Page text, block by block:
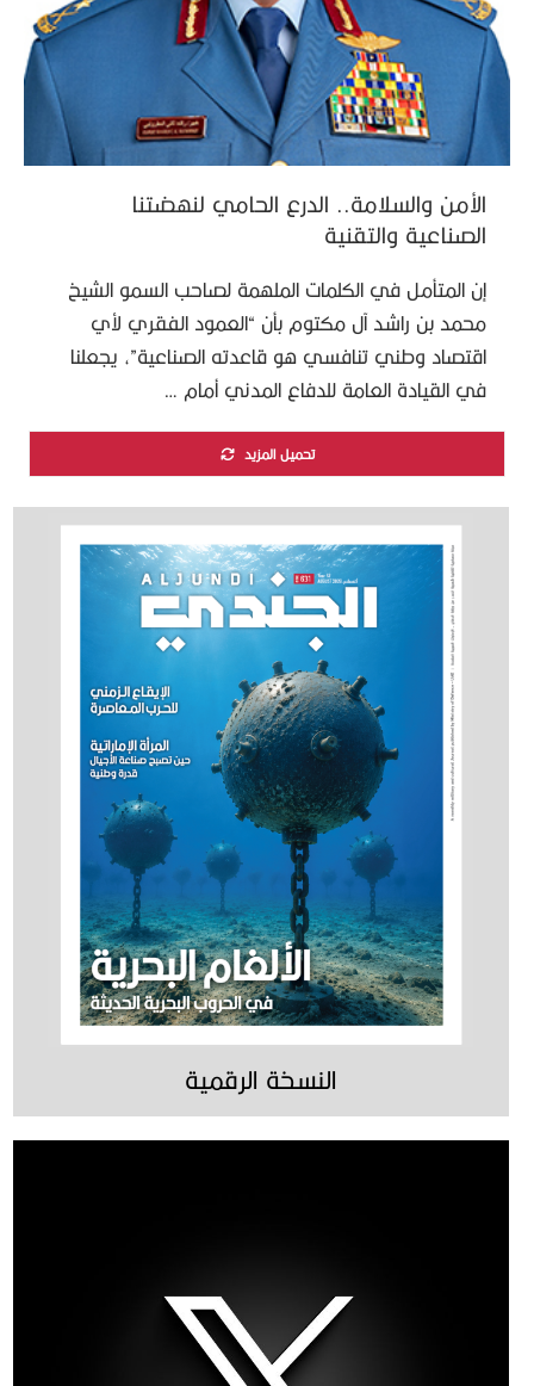
الأمن والسلامة.. الدرع الحامي لنهضتنا
الصناعية والتقنية
إن المتأمل في الكلمات الملهمة لصاحب السمو الشيخ
محمد بن راشد آل مكتوم بأن “العمود الفقري لأي
اقتصاد وطني تنافسي هو قاعدته الصناعية”، يجعلنا
في القيادة العامة للدفاع المدني أمام …
تحميل المزيد
النسخة الرقمية